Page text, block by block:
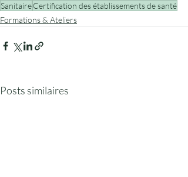
SanitaireCertification des établissements de santé
Formations & Ateliers
Posts similaires